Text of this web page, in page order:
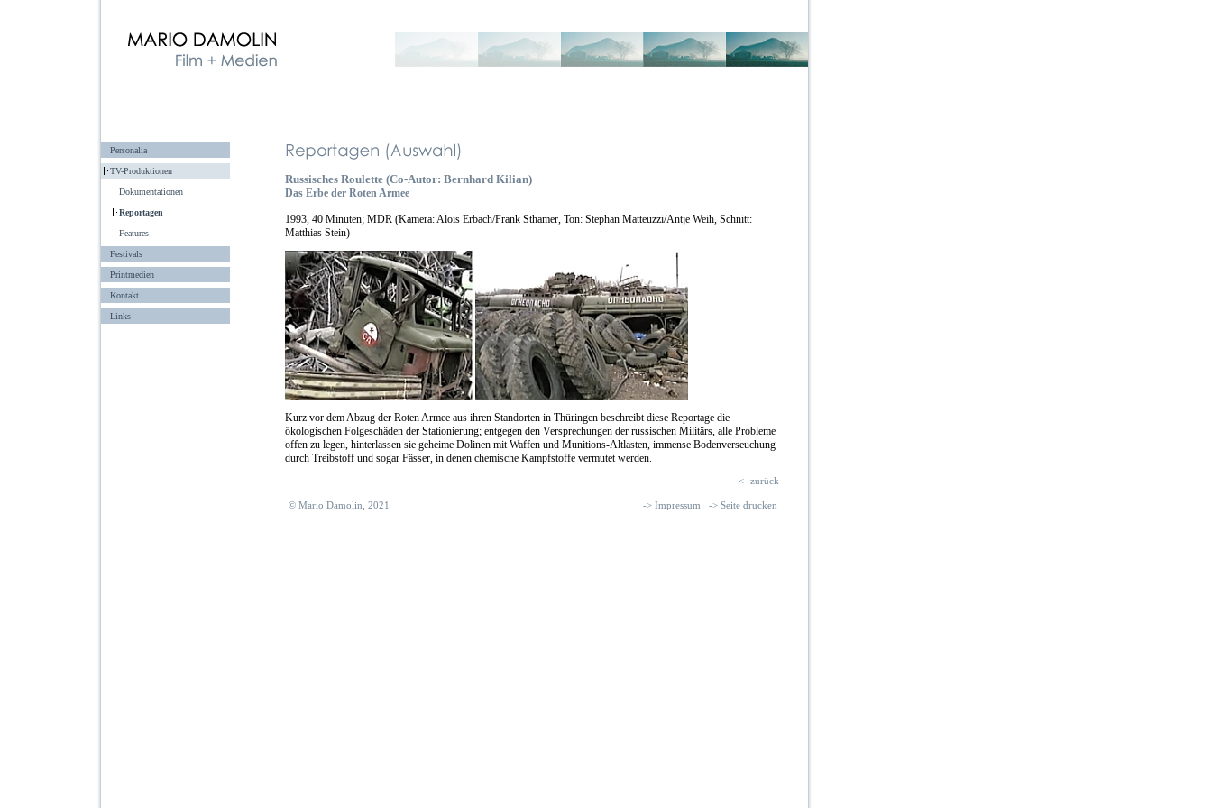
Personalia
TV-Produktionen
Dokumentationen
Reportagen
Features
Festivals
Printmedien
Kontakt
Links
Russisches Roulette (Co-Autor: Bernhard Kilian)
Das Erbe der Roten Armee
1993, 40 Minuten; MDR (Kamera: Alois Erbach/Frank Sthamer, Ton: Stephan Matteuzzi/Antje Weih, Schnitt:
Matthias Stein)
Kurz vor dem Abzug der Roten Armee aus ihren Standorten in Thüringen beschreibt diese Reportage die
ökologischen Folgeschäden der Stationierung; entgegen den Versprechungen der russischen Militärs, alle Probleme
offen zu legen, hinterlassen sie geheime Dolinen mit Waffen und Munitions-Altlasten, immense Bodenverseuchung
durch Treibstoff und sogar Fässer, in denen chemische Kampfstoffe vermutet werden.
<- zurück
© Mario Damolin, 2021 -> Impressum -> Seite drucken